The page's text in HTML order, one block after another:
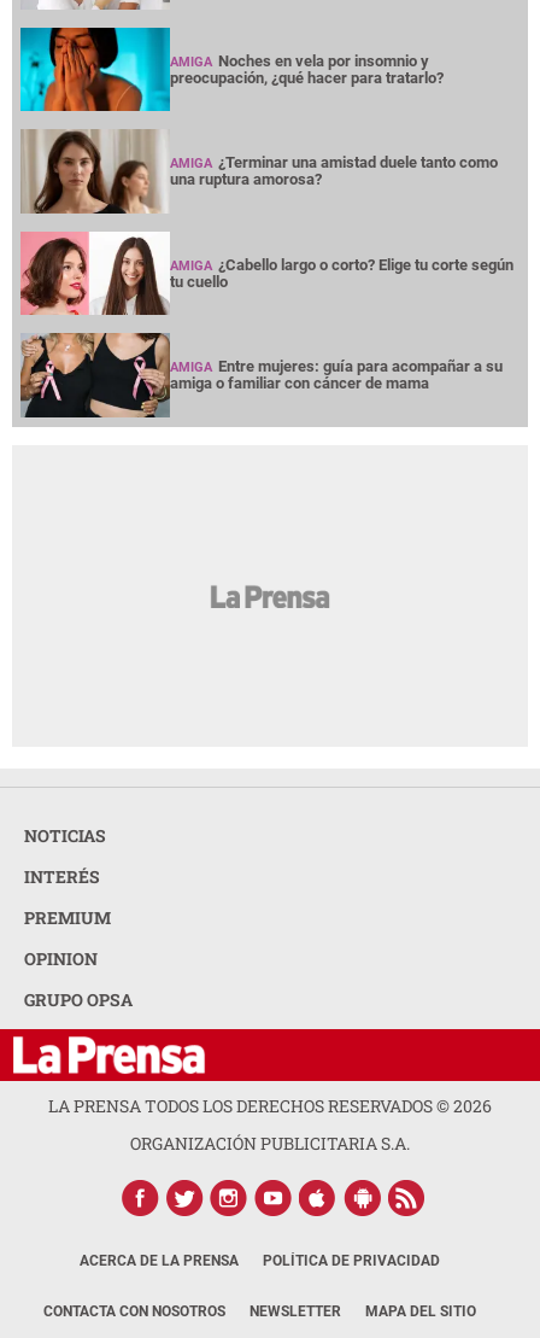
AMIGA Noches en vela por insomnio y
preocupación, ¿qué hacer para tratarlo?
AMIGA ¿Terminar una amistad duele tanto como
una ruptura amorosa?
AMIGA ¿Cabello largo o corto? Elige tu corte según
tu cuello
AMIGA Entre mujeres: guía para acompañar a su
amiga o familiar con cáncer de mama
NOTICIAS
INTERÉS
PREMIUM
OPINION
GRUPO OPSA
LA PRENSA TODOS LOS DERECHOS RESERVADOS ©2026
ORGANIZACIÓN PUBLICITARIA S.A.
ACERCA DE LA PRENSA POLÍTICA DE PRIVACIDAD
CONTACTA CON NOSOTROS NEWSLETTER MAPA DEL SITIO